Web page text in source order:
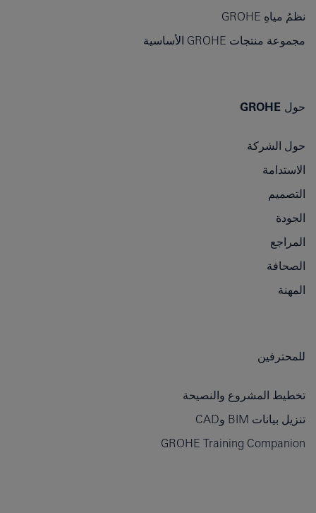
نظمُ مياهِ GROHE
مجموعة منتجات GROHE الأساسية
حول GROHE
حول الشركة
الاستدامة
التصميم
الجودة
المراجع
الصحافة
المهنة
للمحترفين
تخطيط المشروع والنصيحة
تنزيل بيانات BIM وCAD
GROHE Training Companion